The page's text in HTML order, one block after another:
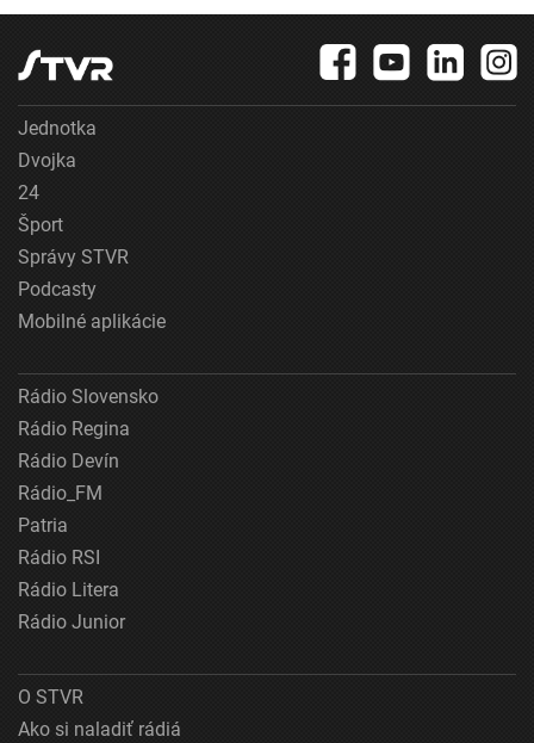
Jednotka
Dvojka
24
Šport
Správy STVR
Podcasty
Mobilné aplikácie
Rádio Slovensko
Rádio Regina
Rádio Devín
Rádio_FM
Patria
Rádio RSI
Rádio Litera
Rádio Junior
O STVR
Ako si naladiť rádiá